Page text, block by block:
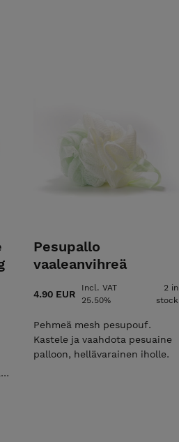
Pesupallo
vaaleanvihreä
4.90 EUR
Incl. VAT
25.50%
2 in
stock
Pehmeä mesh pesupouf.
Kastele ja vaahdota pesuaine
palloon, hellävarainen iholle.